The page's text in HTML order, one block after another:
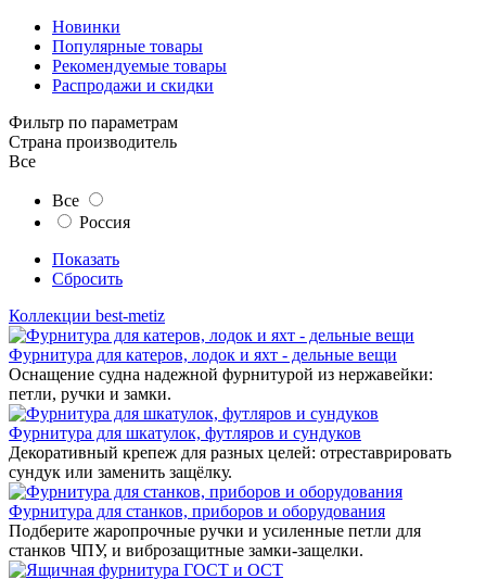
Новинки
Популярные товары
Рекомендуемые товары
Распродажи и скидки
Фильтр по параметрам
Страна производитель
Все
Все
Россия
Показать
Сбросить
Коллекции best-metiz
Фурнитура для катеров, лодок и яхт - дельные вещи
Оснащение судна надежной фурнитурой из нержавейки:
петли, ручки и замки.
Фурнитура для шкатулок, футляров и сундуков
Декоративный крепеж для разных целей: отреставрировать
сундук или заменить защёлку.
Фурнитура для станков, приборов и оборудования
Подберите жаропрочные ручки и усиленные петли для
станков ЧПУ, и виброзащитные замки-защелки.